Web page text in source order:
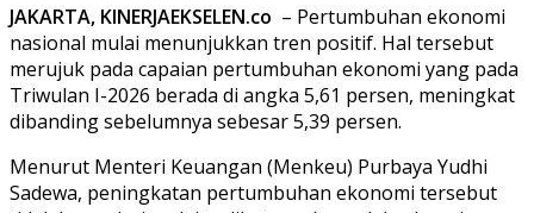
JAKARTA, KINERJAEKSELEN.co – Pertumbuhan ekonomi
nasional mulai menunjukkan tren positif. Hal tersebut
merujuk pada capaian pertumbuhan ekonomi yang pada
Triwulan I-2026 berada di angka 5,61 persen, meningkat
dibanding sebelumnya sebesar 5,39 persen.
Menurut Menteri Keuangan (Menkeu) Purbaya Yudhi
Sadewa, peningkatan pertumbuhan ekonomi tersebut